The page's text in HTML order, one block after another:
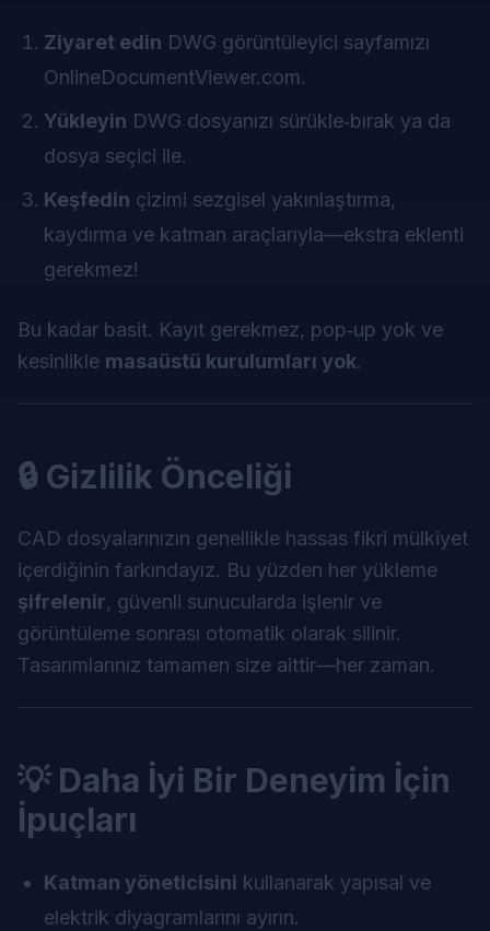
Ziyaret edin DWG görüntüleyici sayfamızı
OnlineDocumentViewer.com.
Yükleyin DWG dosyanızı sürükle‑bırak ya da
dosya seçici ile.
Keşfedin çizimi sezgisel yakınlaştırma,
kaydırma ve katman araçlarıyla—ekstra eklenti
gerekmez!
Bu kadar basit. Kayıt gerekmez, pop‑up yok ve
kesinlikle masaüstü kurulumları yok.
🔒 Gizlilik Önceliği
CAD dosyalarınızın genellikle hassas fikri mülkiyet
içerdiğinin farkındayız. Bu yüzden her yükleme
şifrelenir, güvenli sunucularda işlenir ve
görüntüleme sonrası otomatik olarak silinir.
Tasarımlarınız tamamen size aittir—her zaman.
💡 Daha İyi Bir Deneyim İçin
İpuçları
Katman yöneticisini kullanarak yapısal ve
elektrik diyagramlarını ayırın.